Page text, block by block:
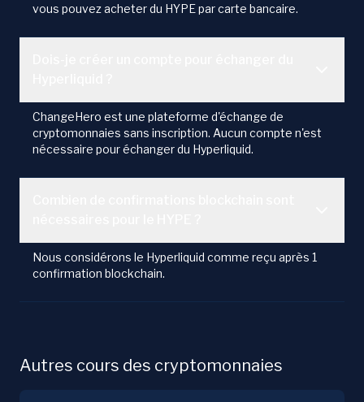
vous pouvez acheter du HYPE par carte bancaire.
ChangeHero est une plateforme d'échange de
cryptomonnaies sans inscription. Aucun compte n'est
nécessaire pour échanger du Hyperliquid.
Nous considérons le Hyperliquid comme reçu après 1
confirmation blockchain.
Autres cours des cryptomonnaies